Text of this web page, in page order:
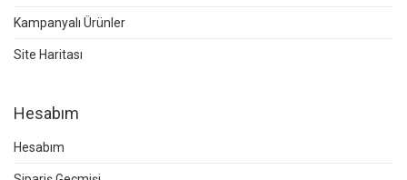
Kampanyalı Ürünler
Site Haritası
Hesabım
Hesabım